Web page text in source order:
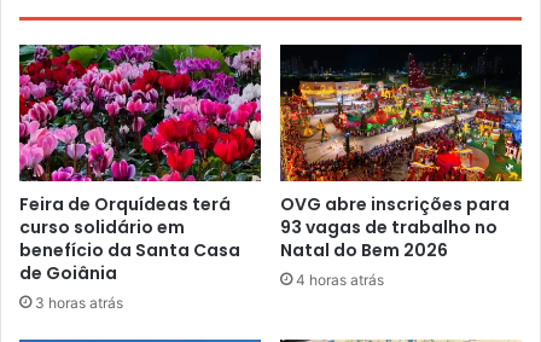
Feira de Orquídeas terá
curso solidário em
benefício da Santa Casa
de Goiânia
3 horas atrás
OVG abre inscrições para
93 vagas de trabalho no
Natal do Bem 2026
4 horas atrás